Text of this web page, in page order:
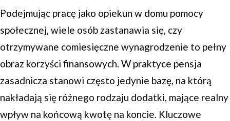
Podejmując pracę jako opiekun w domu pomocy
społecznej, wiele osób zastanawia się, czy
otrzymywane comiesięczne wynagrodzenie to pełny
obraz korzyści finansowych. W praktyce pensja
zasadnicza stanowi często jedynie bazę, na którą
nakładają się różnego rodzaju dodatki, mające realny
wpływ na końcową kwotę na koncie. Kluczowe